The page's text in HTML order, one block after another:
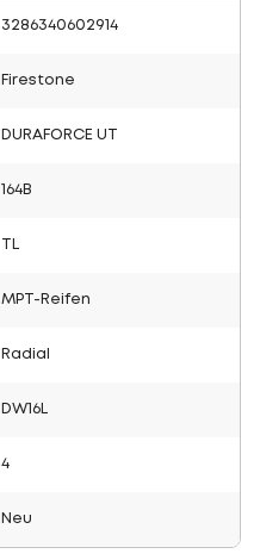
3286340602914
Firestone
DURAFORCE UT
164B
MPT-Reifen
Radial
DW16L
4
Neu